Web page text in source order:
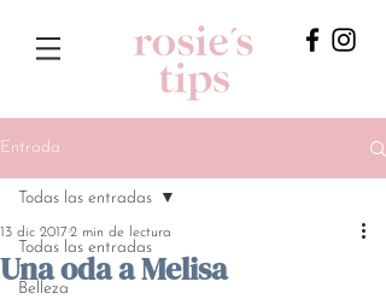
Entrada
Todas las entradas
Belleza
Todas las entradas
Una oda a Melisa
13 dic 2017 2 min de lectura